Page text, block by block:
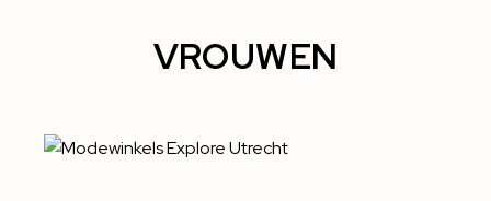
VROUWEN